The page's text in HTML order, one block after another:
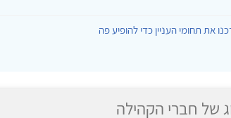
את תחומי העניין כדי להופיע פה
של חברי הקהילה